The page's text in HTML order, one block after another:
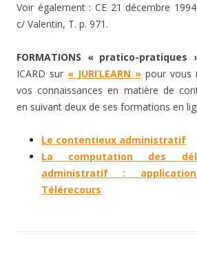
Voir également : CE 21 décembre
c/ Valentin, T. p. 971.
FORMATIONS « pratico-pratiques
ICARD sur « JURI’LEARN » pour vous
vos connaissances en matière de
en suivant deux de ses formations en
Le contentieux administratif
La computation des
administratif :
Télérecours